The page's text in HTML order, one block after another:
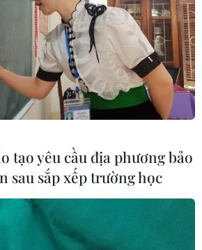
thống đúng bản
sử và văn hóa
và Du lịch đề nghị các địa
giám sát việc tổ chức các hoạt
du lịch, lễ hội, đảm bảo vui
hợp thuần phong mỹ tục.
tạo yêu cầu địa phương bảo
sau sắp xếp trường học